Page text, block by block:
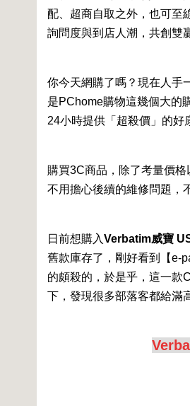
配、超商自取之外，也可至
詢問度與到店人潮，共創雙
你今天網購了嗎？現在人手
是PChome購物這幾個大的
24小時提供「超殺價」的好
購買3C商品，除了考量價
不用擔心後續的維修問題，
日前想購入Verbatim威寶
舊款庫存了，剛好看到【e-
的頗殺的，於是乎，這一款
下，發現很多部落客都給滿